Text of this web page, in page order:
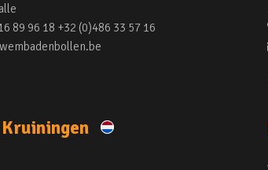
89 96 18 +32 (0)486 33 57 16